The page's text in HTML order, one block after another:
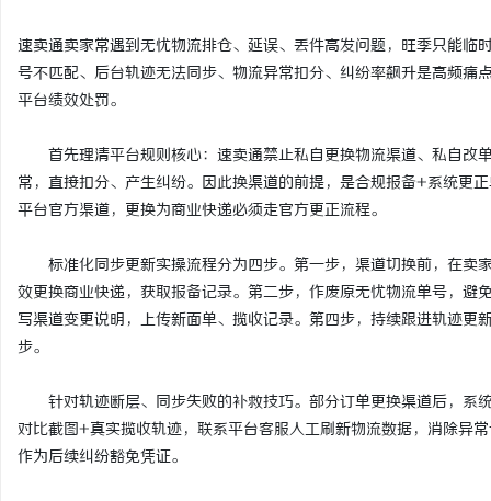
速卖通卖家常遇到无忧物流排仓、延误、丢件高发问题，旺季只能
号不匹配、后台轨迹无法同步、物流异常扣分、纠纷率飙升是高频
平台绩效处罚。
首先理清平台规则核心：速卖通禁止私自更换物流渠道、私自改
常，直接扣分、产生纠纷。因此换渠道的前提，是合规报备+系统更
平台官方渠道，更换为商业快递必须走官方更正流程。
标准化同步更新实操流程分为四步。第一步，渠道切换前，在卖
效更换商业快递，获取报备记录。第二步，作废原无忧物流单号，
写渠道变更说明，上传新面单、揽收记录。第四步，持续跟进轨迹
步。
针对轨迹断层、同步失败的补救技巧。部分订单更换渠道后，系
对比截图+真实揽收轨迹，联系平台客服人工刷新物流数据，消除异
作为后续纠纷豁免凭证。